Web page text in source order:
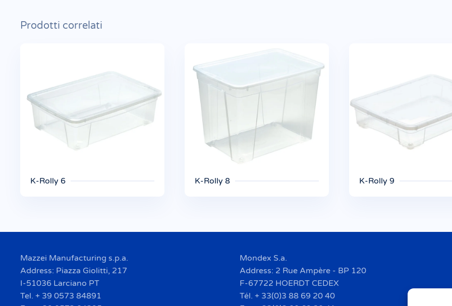
Prodotti correlati
K-Rolly 6 K-Rolly 8 K-Rolly 9
Mazzei Manufacturing s.p.a.
Address: Piazza Giolitti, 217
I-51036 Larciano PT
Tel. + 39 0573 84891
Mondex S.a.
Address: 2 Rue Ampère - BP 120
F-67722 HOERDT CEDEX
Tél. + 33(0)3 88 69 20 40